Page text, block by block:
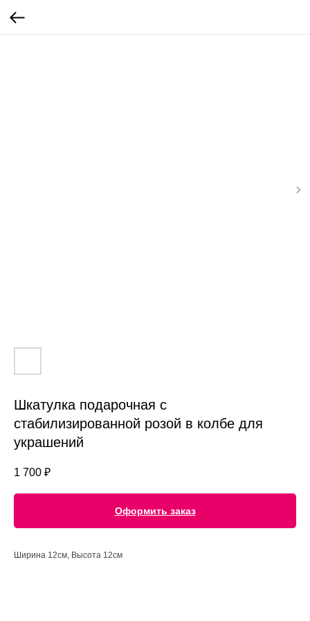
Шкатулка подарочная с
стабилизированной розой в колбе для
украшений
1 700 ₽
Оформить заказ
Ширина 12см, Высота 12см